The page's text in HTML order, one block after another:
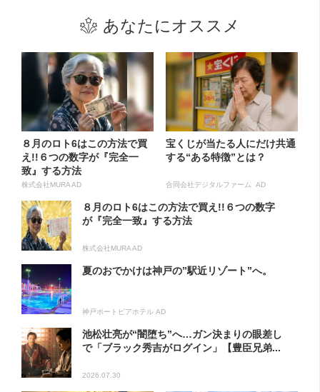
あなたにオススメ
８月のロト6はこの方法で買
え!!６つの数字が『完全一
致』する方法
株式会社MURA AD
宝くじが当たる人にだけ共通
する“ある特徴”とは？
合同会社デジタルファーム AD
８月のロト6はこの方法で買え!!６つの数字
が『完全一致』する方法
株式会社MURA AD
夏のおでかけは神戸の”駅近リゾート”へ。
神戸ポートピアホテル AD
池松壮亮が“闇堕ち”へ…ガン決まりの眼差し
で「ブラック秀吉がログイン」【豊臣兄弟...
2026.07.30